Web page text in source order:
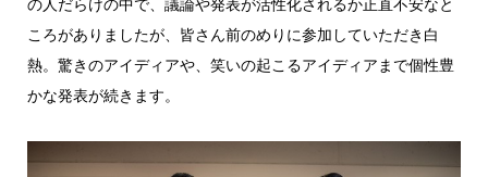
ころがありましたが、皆さん前のめりに参加していただき白
熱。驚きのアイディアや、笑いの起こるアイディアまで個性豊
かな発表が続きます。